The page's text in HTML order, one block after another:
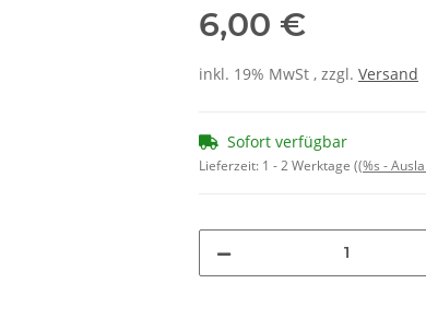
6,00 €
inkl. 19% MwSt , zzgl. Versand
Sofort verfügbar
Lieferzeit: 1 - 2 Werktage ((%s -